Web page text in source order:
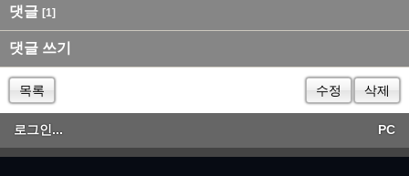
댓글 [1]
댓글 쓰기
목록 수정 삭제
로그인... PC